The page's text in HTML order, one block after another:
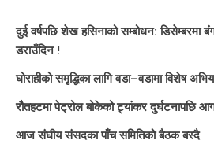
दुई वर्षपछि शेख हसिनाको सम्बोधन: डिसेम्बरमा
डराउँदिन !
घोराहीको समृद्धिका लागि वडा–वडामा विशेष
रौतहटमा पेट्रोल बोकेको ट्यांकर दुर्घटनापछि
आज संघीय संसदका पाँच समितिको बैठक बस्दै